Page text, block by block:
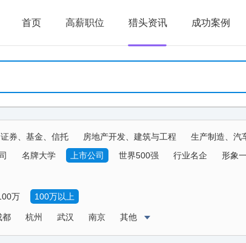
首页 高薪职位 猎头资讯 成功案例
券、基金、信托 房地产开发、建筑与工程 生产制造、汽
物、器械
传媒、公关、广告、娱乐 物流、运输、仓储、
名牌大学 上市公司 世界500强 行业名企 形象
万 100万以上
都 杭州 武汉 南京 其他